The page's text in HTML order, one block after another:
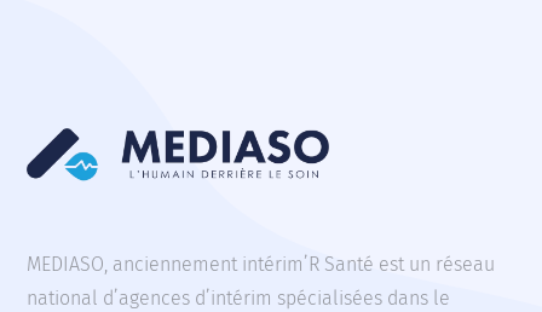
MEDIASO, anciennement intérim’R Santé est un réseau
national d’agences d’intérim spécialisées dans le